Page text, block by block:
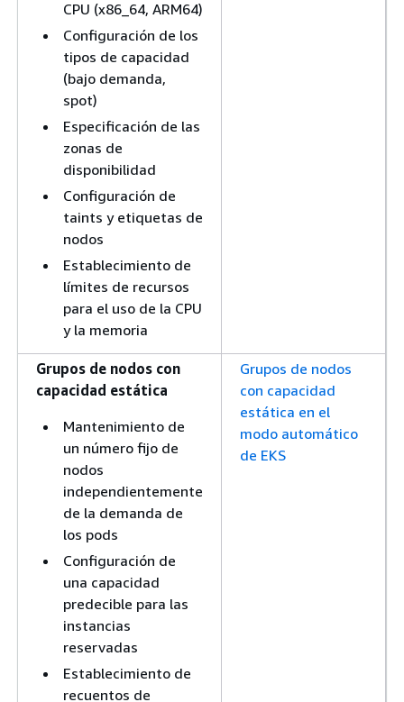
CPU (x86_64, ARM64)
Configuración de los
tipos de capacidad
(bajo demanda,
spot)
Especificación de las
zonas de
disponibilidad
Configuración de
taints y etiquetas de
nodos
Establecimiento de
límites de recursos
para el uso de la CPU
y la memoria
Grupos de nodos con
capacidad estática
Mantenimiento de
un número fijo de
nodos
independientemente
de la demanda de
los pods
Configuración de
una capacidad
predecible para las
instancias
reservadas
Establecimiento de
recuentos de
Grupos de nodos
con capacidad
estática en el
modo automático
de EKS